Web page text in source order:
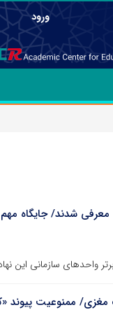
ورود
شدند/ جایگاه
واحدهای سازمانی این
مغزی/ ممنوعیت پیوند